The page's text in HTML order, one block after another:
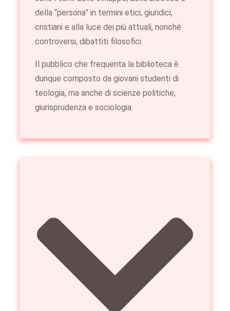
della “persona” in termini etici, giuridici,
cristiani e alla luce dei più attuali, nonché
controversi, dibattiti filosofici.
Il pubblico che frequenta la biblioteca è
dunque composto da giovani studenti di
teologia, ma anche di scienze politiche,
giurisprudenza e sociologia.